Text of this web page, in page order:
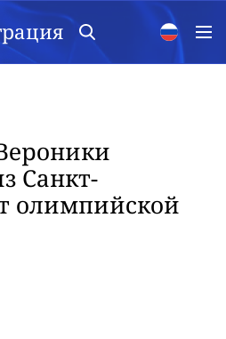
Санкт-
олимпийской